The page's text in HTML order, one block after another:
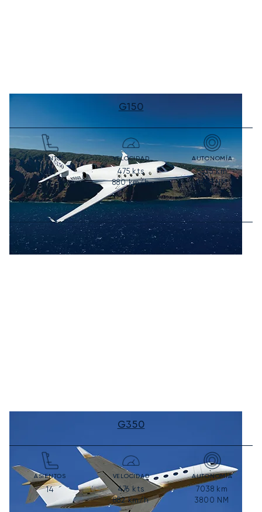
G150
ASIENTOS
6-8
VELOCIDAD
475 kts
880km/h
AUTONOMÍA
5535km
2988NM
G350
ASIENTOS
14
VELOCIDAD
476 kts
882km/h
AUTONOMÍA
7038 km
3800 NM